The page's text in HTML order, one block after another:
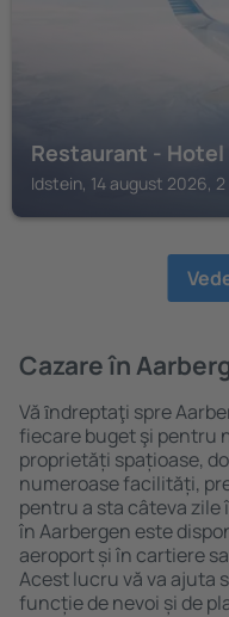
Restaurant - Hotel
Idstein, 14 august 2026,
Cazare în
Vă ȋndreptaţi spre
fiecare buget şi pentru
proprietăți spațioase,
numeroase facilități,
pentru a sta câteva
în Aarbergen este
aeroport și în cartiere
Acest lucru vă va ajuta
funcție de nevoi și de